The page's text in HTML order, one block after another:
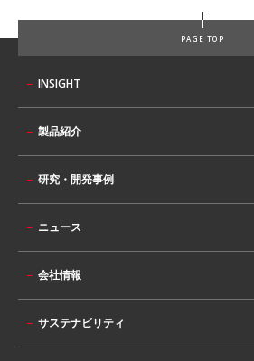
PAGE TOP
INSIGHT
製品紹介
研究・開発事例
ニュース
会社情報
サステナビリティ